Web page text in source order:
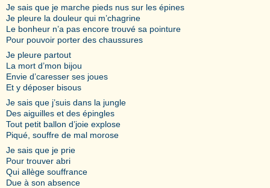
Je sais que je marche pieds nus sur les épines
Je pleure la douleur qui m’chagrine
Le bonheur n’a pas encore trouvé sa pointure
Pour pouvoir porter des chaussures
Je pleure partout
La mort d’mon bijou
Envie d’caresser ses joues
Et y déposer bisous
Je sais que j’suis dans la jungle
Des aiguilles et des épingles
Tout petit ballon d’joie explose
Piqué, souffre de mal morose
Je sais que je prie
Pour trouver abri
Qui allège souffrance
Due à son absence